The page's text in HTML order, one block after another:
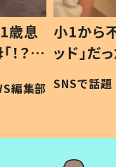
歳息
？」
編集部
小1から
ッド」だ
作り続
#令和の子
SNSで話題